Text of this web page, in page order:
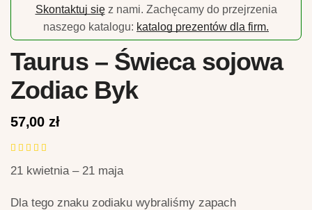
Skontaktuj sięz nami. Zachęcamy do przejrzenia
naszego katalogu: katalog prezentów dla firm.
Taurus – Świeca sojowa
Zodiac Byk
57,00 zł
21 kwietnia – 21 maja
Dla tego znaku zodiaku wybraliśmy zapach